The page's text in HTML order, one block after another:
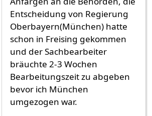
Entscheidung von Regierung
Oberbayern(München) hatte
schon in Freising gekommen
und der Sachbearbeiter
bräuchte 2-3 Wochen
Bearbeitungszeit zu abgeben
bevor ich München
umgezogen war.